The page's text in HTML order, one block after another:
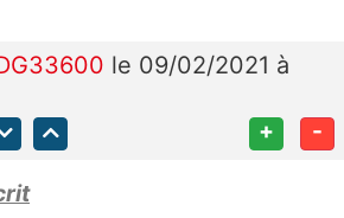
le 09/02/2021 à
+ -